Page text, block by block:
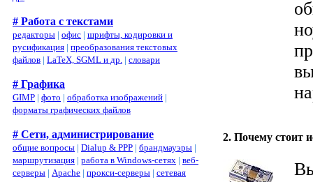
# Работа с текстами
редакторы | офис | шрифты, кодировки и
русификация | преобразования текстовых
файлов | LaTeX, SGML и др. | словари
# Графика
GIMP | фото | обработка изображений |
форматы графических файлов
# Сети, администрирование
общие вопросы | Dialup & PPP | брандмауэры |
маршрутизация | работа в Windows-сетях | веб-
серверы | Apache | прокси-серверы | сетевая
2. Почему стоит